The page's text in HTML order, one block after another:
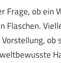
Frage, ob ein
Flaschen.
ob